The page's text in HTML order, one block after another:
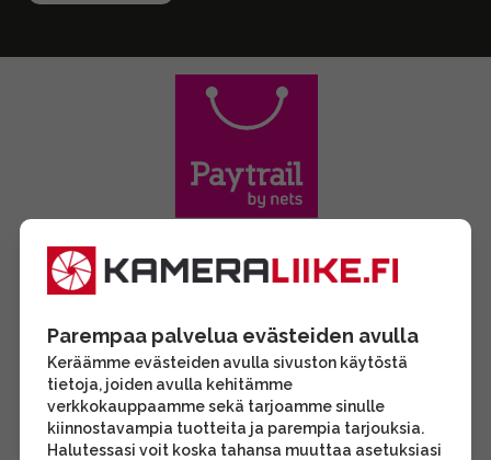
Parempaa palvelua evästeiden avulla
Keräämme evästeiden avulla sivuston käytöstä
tietoja, joiden avulla kehitämme
verkkokauppaamme sekä tarjoamme sinulle
kiinnostavampia tuotteita ja parempia tarjouksia.
Halutessasi voit koska tahansa muuttaa asetuksiasi